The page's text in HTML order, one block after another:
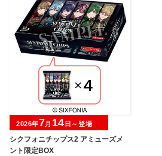
シクフォニチップス2 アミューズメ
ント限定BOX
2026年7月 14 日～登場